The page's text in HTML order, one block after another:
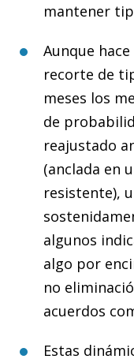
mantener
Aunque
recorte de
meses los
de
reajustado
(anclada en
resistente),
algunos
algo por
no
acuerdos
Estas